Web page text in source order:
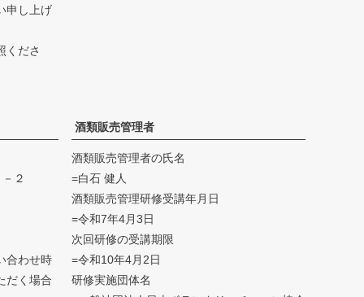
申し上げ
くださ
２
合わせ時
だく場合
酒類販売管理者
酒類販売管理者の氏名
=白石 健人
酒類販売管理研修受講年月日
=令和7年4月3日
次回研修の受講期限
=令和10年4月2日
研修実施団体名